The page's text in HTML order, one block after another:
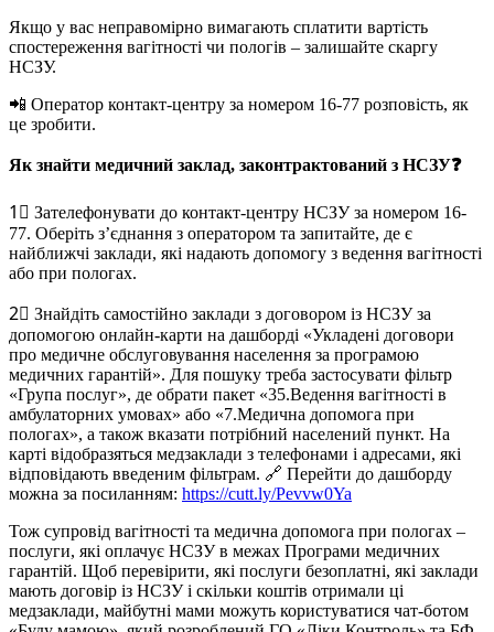
Якщо у вас неправомірно вимагають сплатити вартість
спостереження вагітності чи пологів – залишайте скаргу
НСЗУ.
📲 Оператор контакт-центру за номером 16-77 розповість, як
це зробити.
Як знайти медичний заклад, законтрактований з НСЗУ❓
1⃣ Зателефонувати до контакт-центру НСЗУ за номером 16-
77. Оберіть з’єднання з оператором та запитайте, де є
найближчі заклади, які надають допомогу з ведення вагітності
або при пологах.
2⃣ Знайдіть самостійно заклади з договором із НСЗУ за
допомогою онлайн-карти на дашборді «Укладені договори
про медичне обслуговування населення за програмою
медичних гарантій». Для пошуку треба застосувати фільтр
«Група послуг», де обрати пакет «35.Ведення вагітності в
амбулаторних умовах» або «7.Медична допомога при
пологах», а також вказати потрібний населений пункт. На
карті відобразяться медзаклади з телефонами і адресами, які
відповідають введеним фільтрам. 🔗 Перейти до дашборду
можна за посиланням: https://cutt.ly/Pevvw0Ya
Тож супровід вагітності та медична допомога при пологах –
послуги, які оплачує НСЗУ в межах Програми медичних
гарантій. Щоб перевірити, які послуги безоплатні, які заклади
мають договір із НСЗУ і скільки коштів отримали ці
медзаклади, майбутні мами можуть користуватися чат-ботом